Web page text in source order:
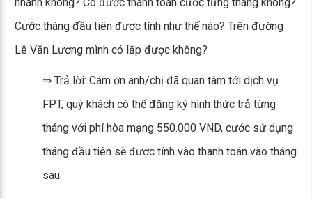
Cước tháng đầu tiên được tính như thế nào? Trên đường
Lê Văn Lương mình có lắp được không?
⇒ Trả lời: Cám ơn anh/chị đã quan tâm tới dịch vụ
FPT, quý khách có thể đăng ký hình thức trả từng
tháng với phí hòa mạng 550.000 VND, cước sử dụng
tháng đầu tiên sẽ được tính vào thanh toán vào tháng
sau.